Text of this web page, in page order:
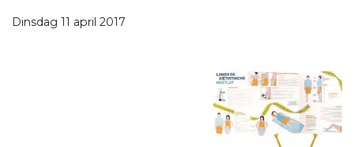
Dinsdag 11 april 2017